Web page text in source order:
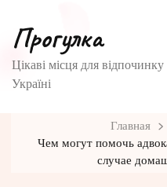
Прогулка
Цікаві місця для
Україні
Главная
Чем могут помочь
случае